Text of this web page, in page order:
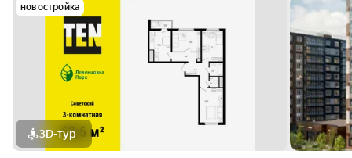
новостройка
3D-тур